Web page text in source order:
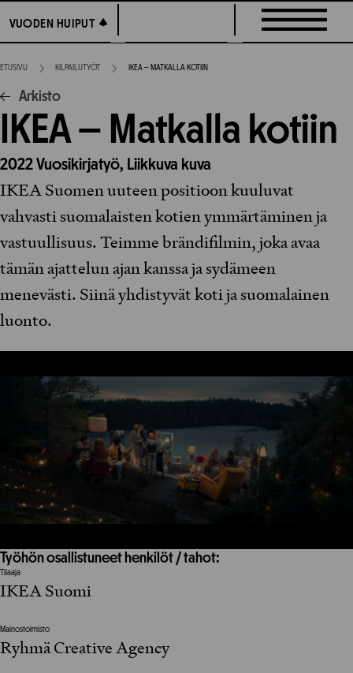
suoraan
sisältöön
VUODEN HUIPUT
VUODEN HUIPUT
ETUSIVU KILPAILUTYÖT IKEA – MATKALLA KOTIIN
Arkisto
IKEA – Matkalla kotiin
2022Vuosikirjatyö, Liikkuva kuva
IKEA Suomen uuteen positioon kuuluvat
vahvasti suomalaisten kotien ymmärtäminen ja
vastuullisuus. Teimme brändifilmin, joka avaa
tämän ajattelun ajan kanssa ja sydämeen
menevästi. Siinä yhdistyvät koti ja suomalainen
luonto.
Työhön osallistuneet henkilöt / tahot:
Tilaaja
IKEA Suomi
Mainostoimisto
Ryhmä Creative Agency